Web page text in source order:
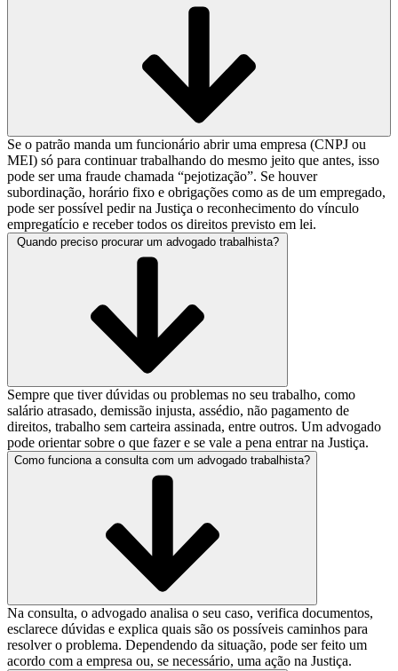
Se o patrão manda um funcionário abrir uma empresa (CNPJ ou
MEI) só para continuar trabalhando do mesmo jeito que antes, isso
pode ser uma fraude chamada “pejotização”. Se houver
subordinação, horário fixo e obrigações como as de um empregado,
pode ser possível pedir na Justiça o reconhecimento do vínculo
empregatício e receber todos os direitos previsto em lei.
Quando preciso procurar um advogado trabalhista?
Sempre que tiver dúvidas ou problemas no seu trabalho, como
salário atrasado, demissão injusta, assédio, não pagamento de
direitos, trabalho sem carteira assinada, entre outros. Um advogado
pode orientar sobre o que fazer e se vale a pena entrar na Justiça.
Como funciona a consulta com um advogado trabalhista?
Na consulta, o advogado analisa o seu caso, verifica documentos,
esclarece dúvidas e explica quais são os possíveis caminhos para
resolver o problema. Dependendo da situação, pode ser feito um
acordo com a empresa ou, se necessário, uma ação na Justiça.